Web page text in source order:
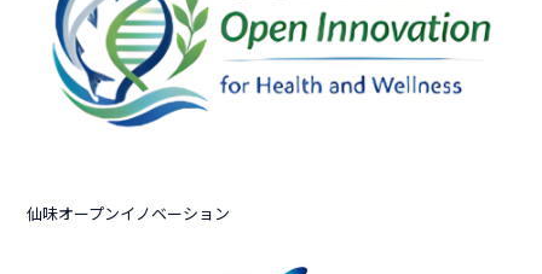
仙味オープンイノベーション